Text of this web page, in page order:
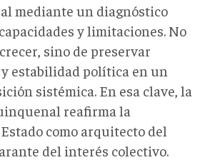
mediante un diagnóstico
y limitaciones. No
sino de preservar
estabilidad política en un
sistémica. En esa clave, la
reafirma la
como arquitecto del
del interés colectivo.